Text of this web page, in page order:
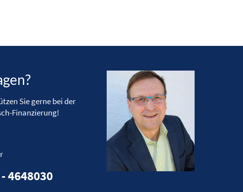
Sie gerne bei der
Finanzierung!
4648030